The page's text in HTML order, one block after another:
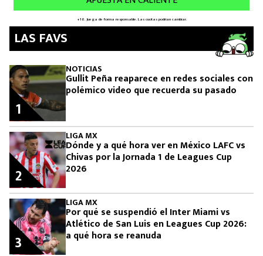
LAS FAVS
NOTICIAS
Gullit Peña reaparece en redes sociales con
polémico video que recuerda su pasado
1
LIGA MX
Dónde y a qué hora ver en México LAFC vs
Chivas por la Jornada 1 de Leagues Cup
2026
2
LIGA MX
Por qué se suspendió el Inter Miami vs
Atlético de San Luis en Leagues Cup 2026:
a qué hora se reanuda
3